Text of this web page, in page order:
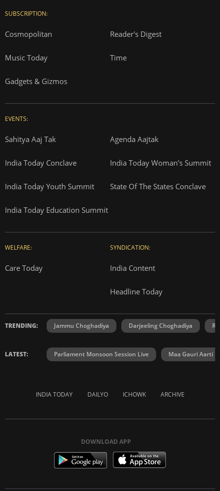
SUBSCRIPTION:
Cosmopolitan Reader's Digest
Music Today Time
Gadgets & Gizmos
EVENTS:
Sahitya Aaj Tak Agenda Aajtak
India Today Conclave India Today Woman's Summit
India Today Youth Summit State Of The States Conclave
India Today Education Summit
WELFARE:
Care Today
SYNDICATION:
India Content
Headline Today
TRENDING: Jammu Choghadiya Darjeeling Choghadiya
LATEST: Parliament Monsoon Session Live Maa Gauri Aarti
INDIA TODAY DAILYO ICHOWK ARCHIVE
DOWNLOAD APP